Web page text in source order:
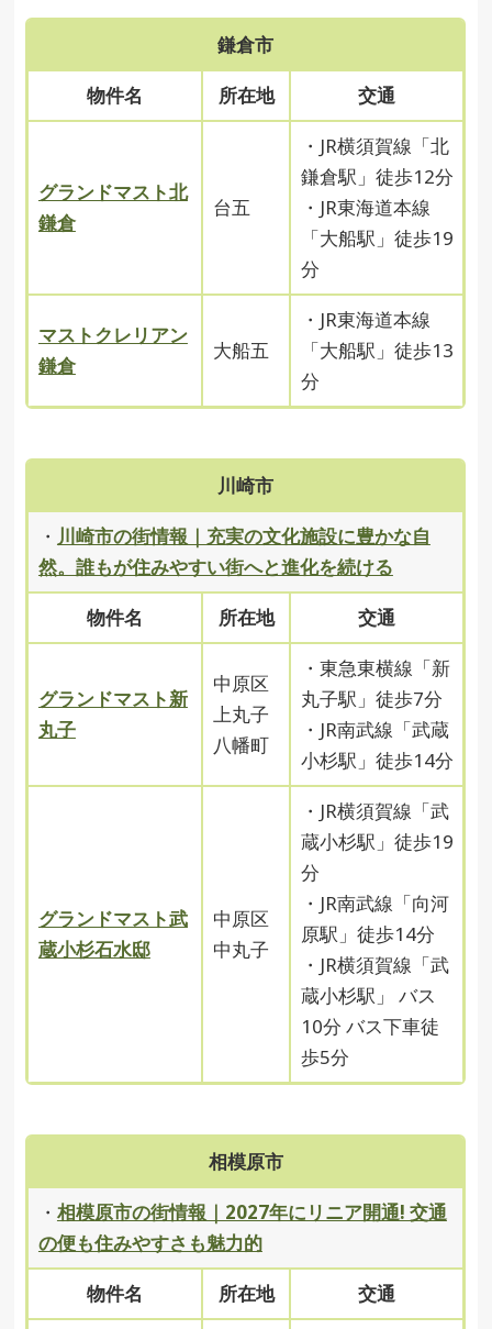
鎌倉市
物件名
所在地 交通
グランドマスト北
鎌倉
台五
・JR横須賀線「北
鎌倉駅」徒歩12分
・JR東海道本線
「大船駅」徒歩19
分
マストクレリアン
鎌倉
大船五
・JR東海道本線
「大船駅」徒歩13
分
川崎市
・ 川崎市の街情報｜充実の文化施設に豊かな自
然。誰もが住みやすい街へと進化を続ける
物件名
所在地 交通
グランドマスト新
丸子
中原区
上丸子
八幡町
・東急東横線「新
丸子駅」徒歩7分
・JR南武線「武蔵
小杉駅」徒歩14分
グランドマスト武
蔵小杉石水邸
中原区
中丸子
・JR横須賀線「武
蔵小杉駅」徒歩19
分
・JR南武線「向河
原駅」徒歩14分
・JR横須賀線「武
蔵小杉駅」 バス
10分 バス下車徒
歩5分
相模原市
・ 相模原市の街情報｜2027年にリニア開通! 交通
の便も住みやすさも魅力的
物件名
所在地 交通